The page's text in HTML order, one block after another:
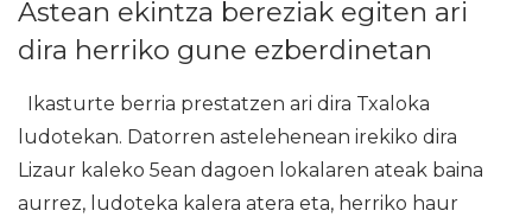
Astean ekintza bereziak egiten ari
dira herriko gune ezberdinetan
Ikasturte berria prestatzen ari dira Txaloka
ludotekan. Datorren astelehenean irekiko dira
Lizaur kaleko 5ean dagoen lokalaren ateak baina
aurrez, ludoteka kalera atera eta, herriko haur